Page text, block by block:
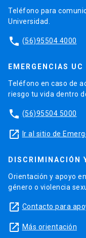
Teléfono para
Universidad.
phone (56)95504 4000
EMERGENCIAS UC
Teléfono en caso de
riesgo tu vida dentro
phone (56)95504 5000
launch Ir al sitio de
DISCRIMINACIÓN
Orientación y apoyo
género o violencia
launch Contacto para
launch Más orientación